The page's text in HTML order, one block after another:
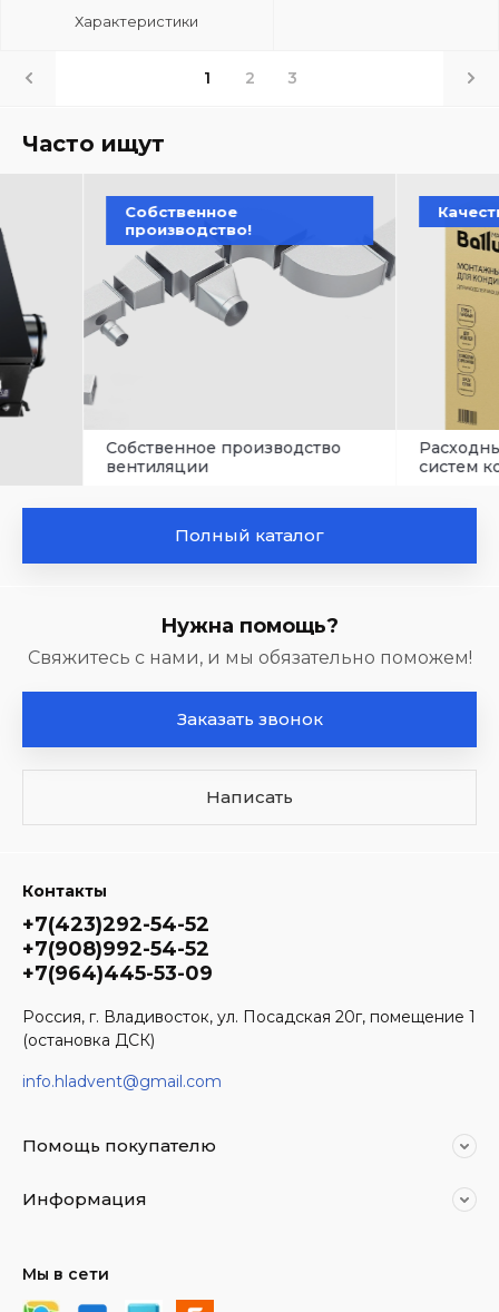
Характеристики
1 2 3
Часто ищут
Собственное
производство!
Собственное производство
вентиляции
Качество
Расходные
систем
Полный каталог
Нужна помощь?
Свяжитесь с нами, и мы обязательно поможем!
Заказать звонок
Написать
Контакты
+7(423)292-54-52
+7(908)992-54-52
+7(964)445-53-09
Россия, г. Владивосток, ул. Посадская 20г, помещение 1
(остановка ДСК)
info.hladvent@gmail.com
Помощь покупателю
Информация
Мы в сети